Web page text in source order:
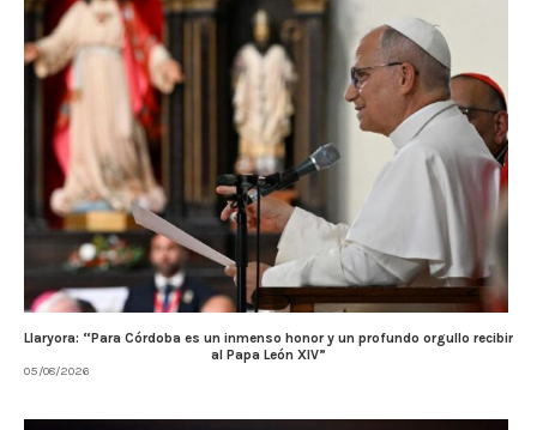
Llaryora: “Para Córdoba es un inmenso honor y un profundo orgullo recibir
al Papa León XIV”
05/08/2026